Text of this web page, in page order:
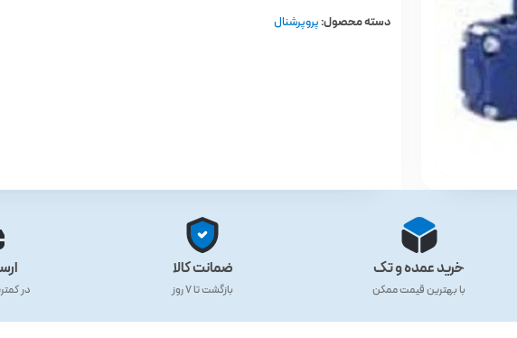
دسته محصول:پروپرشنال
خرید عمده و تک
با بهترین قیمت ممکن
ضمانت کالا
بازگشت تا ۷ روز در